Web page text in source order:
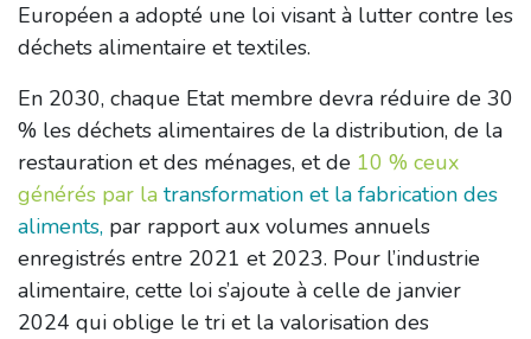
Européen a adopté une loi visant à lutter contre les
déchets alimentaire et textiles.
En 2030, chaque Etat membre devra réduire de 30
% les déchets alimentaires de la distribution, de la
restauration et des ménages, et de 10 % ceux
générés par la transformation et la fabrication des
aliments, par rapport aux volumes annuels
enregistrés entre 2021 et 2023. Pour l’industrie
alimentaire, cette loi s’ajoute à celle de janvier
2024 qui oblige le tri et la valorisation des